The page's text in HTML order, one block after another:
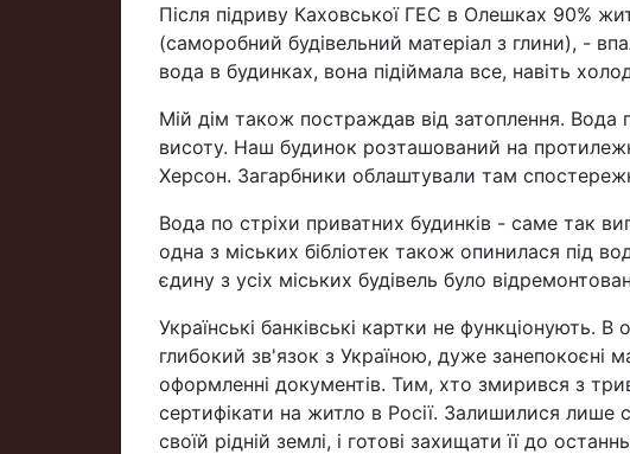
Після підриву Каховської ГЕС в Олешках 90%
(саморобний будівельний матеріал з глини), -
вода в будинках, вона підіймала все, навіть
Мій дім також постраждав від затоплення. Вода
висоту. Наш будинок розташований на
Херсон. Загарбники облаштували там
Вода по стріхи приватних будинків - саме так
одна з міських бібліотек також опинилася під
єдину з усіх міських будівель було
Українські банківські картки не функціонують. В
глибокий зв'язок з Україною, дуже занепокоєні
оформленні документів. Тим, хто змирився з
сертифікати на житло в Росії. Залишилися лише
своїй рідній землі, і готові захищати її до